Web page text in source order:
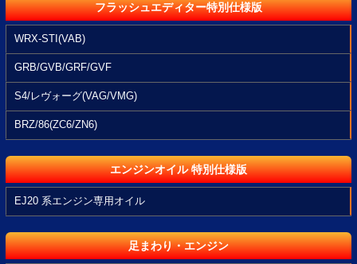
フラッシュエディター特別仕様版
WRX-STI(VAB)
GRB/GVB/GRF/GVF
S4/レヴォーグ(VAG/VMG)
BRZ/86(ZC6/ZN6)
エンジンオイル 特別仕様版
EJ20 系エンジン専用オイル
足まわり・エンジン